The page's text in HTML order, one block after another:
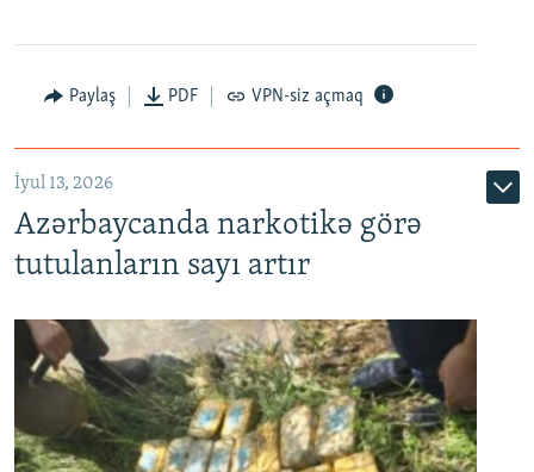
Paylaş PDF VPN-siz açmaq
İyul 13, 2026
Azərbaycanda narkotikə görə
tutulanların sayı artır